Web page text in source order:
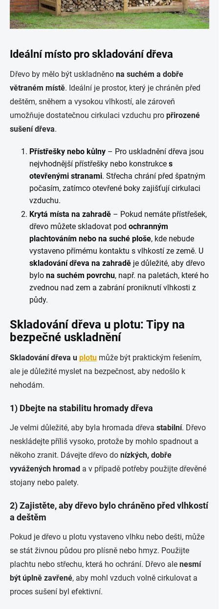
Ideální místo pro skladování dřeva
Dřevo by mělo být uskladněno na suchém a dobře
větraném místě. Ideální je prostor, který je chráněn před
deštěm, sněhem a vysokou vlhkostí, ale zároveň
umožňuje dostatečnou cirkulaci vzduchu pro přirozené
sušení dřeva.
Přístřešky nebo kůlny – Pro uskladnění dřeva jsou
nejvhodnější přístřešky nebo konstrukce s
otevřenými stranami. Střecha chrání před špatným
počasím, zatímco otevřené boky zajišťují cirkulaci
vzduchu.
Krytá místa na zahradě – Pokud nemáte přístřešek,
dřevo můžete skladovat pod ochranným
plachtováním nebo na suché ploše, kde nebude
vystaveno přímému kontaktu s vlhkostí ze země. U
skladování dřeva na zahradě je důležité, aby dřevo
bylo na suchém povrchu, např. na paletách, které ho
zvednou nad zem a zabrání proniknutí vlhkosti z
půdy.
Skladování dřeva u plotu: Tipy na
bezpečné uskladnění
Skladování dřeva u plotu může být praktickým řešením,
ale je důležité myslet na bezpečnost, aby nedošlo k
nehodám.
1) Dbejte na stabilitu hromady dřeva
Je velmi důležité, aby byla hromada dřeva stabilní. Dřevo
neskládejte příliš vysoko, protože by mohlo spadnout a
někoho zranit. Dávejte dřevo do nízkých, dobře
vyvážených hromad a v případě potřeby použijte dřevěné
stojany nebo palety.
2) Zajistěte, aby dřevo bylo chráněno před vlhkostí
a deštěm
Pokud je dřevo u plotu vystaveno vlhku nebo dešti, může
se stát živnou půdou pro plísně nebo hmyz. Použijte
plachtu nebo střechu, která ho ochrání. Dřevo ale nesmí
být úplně zavřené, aby mohl vzduch volně cirkulovat a
proces sušení byl efektivní.